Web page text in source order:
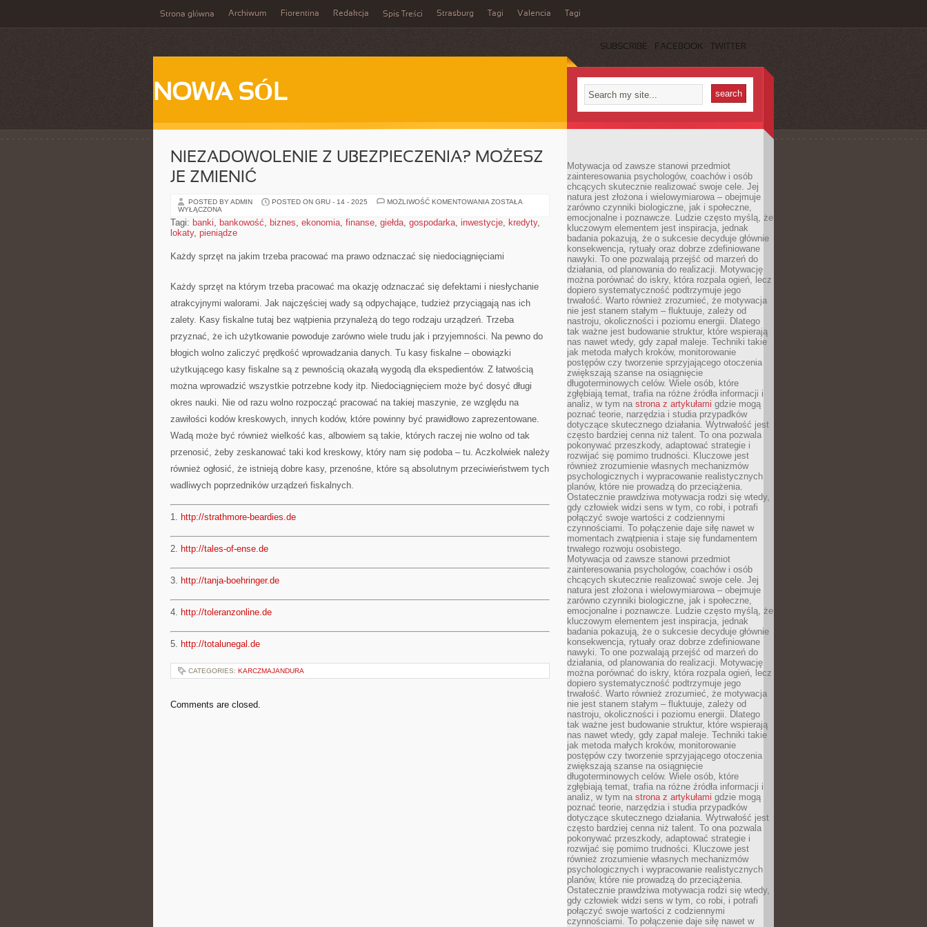
Strona główna Archiwum Fiorentina Redakcja Spis Treści Strasburg Tagi Valencia Tagi
SUBSCRIBE FACEBOOK TWITTER
NOWA SÓL
NIEZADOWOLENIE Z UBEZPIECZENIA? MOŻESZ
JE ZMIENIĆ
POSTED BY ADMIN POSTED ON GRU - 14 - 2025 MOŻLIWOŚĆ KOMENTOWANIA NIEZADOWOLENIE
MOŻESZ
ZOSTAŁA
WYŁĄCZONA
Tagi: banki, bankowość, biznes, ekonomia, finanse, giełda, gospodarka, inwestycje, kredyty,
lokaty, pieniądze
Każdy sprzęt na jakim trzeba pracować ma prawo odznaczać się niedociągnięciami
Każdy sprzęt na którym trzeba pracować ma okazję odznaczać się defektami i niesłychanie
atrakcyjnymi walorami. Jak najczęściej wady są odpychające, tudzież przyciągają nas ich
zalety. Kasy fiskalne tutaj bez wątpienia przynależą do tego rodzaju urządzeń. Trzeba
przyznać, że ich użytkowanie powoduje zarówno wiele trudu jak i przyjemności. Na pewno do
błogich wolno zaliczyć prędkość wprowadzania danych. Tu kasy fiskalne – obowiązki
użytkującego kasy fiskalne są z pewnością okazałą wygodą dla ekspedientów. Z łatwością
można wprowadzić wszystkie potrzebne kody itp. Niedociągnięciem może być dosyć długi
okres nauki. Nie od razu wolno rozpocząć pracować na takiej maszynie, ze względu na
zawiłości kodów kreskowych, innych kodów, które powinny być prawidłowo zaprezentowane.
Wadą może być również wielkość kas, albowiem są takie, których raczej nie wolno od tak
przenosić, żeby zeskanować taki kod kreskowy, który nam się podoba – tu. Aczkolwiek należy
również ogłosić, że istnieją dobre kasy, przenośne, które są absolutnym przeciwieństwem tych
wadliwych poprzedników urządzeń fiskalnych.
1. http://strathmore-beardies.de
2. http://tales-of-ense.de
3. http://tanja-boehringer.de
4. http://toleranzonline.de
5. http://totalunegal.de
CATEGORIES: KARCZMAJANDURA
Comments are closed.
Motywacja od zawsze stanowi przedmiot
zainteresowania psychologów, coachów i osób
chcących skutecznie realizować swoje cele. Jej
natura jest złożona i wielowymiarowa – obejmuje
zarówno czynniki biologiczne, jak i społeczne,
emocjonalne i poznawcze. Ludzie często myślą, że
kluczowym elementem jest inspiracja, jednak
badania pokazują, że o sukcesie decyduje głównie
konsekwencja, rytuały oraz dobrze zdefiniowane
nawyki. To one pozwalają przejść od marzeń do
działania, od planowania do realizacji. Motywację
można porównać do iskry, która rozpala ogień, lecz
dopiero systematyczność podtrzymuje jego
trwałość. Warto również zrozumieć, że motywacja
nie jest stanem stałym – fluktuuje, zależy od
nastroju, okoliczności i poziomu energii. Dlatego
tak ważne jest budowanie struktur, które wspierają
nas nawet wtedy, gdy zapał maleje. Techniki takie
jak metoda małych kroków, monitorowanie
postępów czy tworzenie sprzyjającego otoczenia
zwiększają szanse na osiągnięcie
długoterminowych celów. Wiele osób, które
zgłębiają temat, trafia na różne źródła informacji i
analiz, w tym na strona z artykułami gdzie mogą
poznać teorie, narzędzia i studia przypadków
dotyczące skutecznego działania. Wytrwałość jest
często bardziej cenna niż talent. To ona pozwala
pokonywać przeszkody, adaptować strategie i
rozwijać się pomimo trudności. Kluczowe jest
również zrozumienie własnych mechanizmów
psychologicznych i wypracowanie realistycznych
planów, które nie prowadzą do przeciążenia.
Ostatecznie prawdziwa motywacja rodzi się wtedy,
gdy człowiek widzi sens w tym, co robi, i potrafi
połączyć swoje wartości z codziennymi
czynnościami. To połączenie daje siłę nawet w
momentach zwątpienia i staje się fundamentem
trwałego rozwoju osobistego.
Motywacja od zawsze stanowi przedmiot
zainteresowania psychologów, coachów i osób
chcących skutecznie realizować swoje cele. Jej
natura jest złożona i wielowymiarowa – obejmuje
zarówno czynniki biologiczne, jak i społeczne,
emocjonalne i poznawcze. Ludzie często myślą, że
kluczowym elementem jest inspiracja, jednak
badania pokazują, że o sukcesie decyduje głównie
konsekwencja, rytuały oraz dobrze zdefiniowane
nawyki. To one pozwalają przejść od marzeń do
działania, od planowania do realizacji. Motywację
można porównać do iskry, która rozpala ogień, lecz
dopiero systematyczność podtrzymuje jego
trwałość. Warto również zrozumieć, że motywacja
nie jest stanem stałym – fluktuuje, zależy od
nastroju, okoliczności i poziomu energii. Dlatego
tak ważne jest budowanie struktur, które wspierają
nas nawet wtedy, gdy zapał maleje. Techniki takie
jak metoda małych kroków, monitorowanie
postępów czy tworzenie sprzyjającego otoczenia
zwiększają szanse na osiągnięcie
długoterminowych celów. Wiele osób, które
zgłębiają temat, trafia na różne źródła informacji i
analiz, w tym na strona z artykułami gdzie mogą
poznać teorie, narzędzia i studia przypadków
dotyczące skutecznego działania. Wytrwałość jest
często bardziej cenna niż talent. To ona pozwala
pokonywać przeszkody, adaptować strategie i
rozwijać się pomimo trudności. Kluczowe jest
również zrozumienie własnych mechanizmów
psychologicznych i wypracowanie realistycznych
planów, które nie prowadzą do przeciążenia.
Ostatecznie prawdziwa motywacja rodzi się wtedy,
gdy człowiek widzi sens w tym, co robi, i potrafi
połączyć swoje wartości z codziennymi
czynnościami. To połączenie daje siłę nawet w